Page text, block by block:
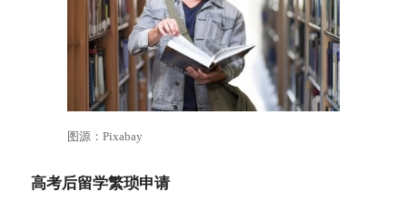
图源：Pixabay
高考后留学繁琐申请